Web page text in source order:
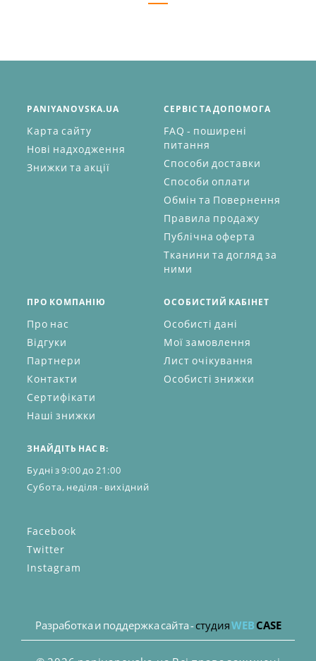
PANIYANOVSKA.UA
Карта сайту
Нові надходження
Знижки та акції
СЕРВІС ТА ДОПОМОГА
FAQ - поширені
питання
Способи доставки
Способи оплати
Обмін та Повернення
Правила продажу
Публічна оферта
Тканини та догляд за
ними
ПРО КОМПАНІЮ
Про нас
Відгуки
Партнери
Контакти
Сертифікати
Наші знижки
ОСОБИСТИЙ КАБІНЕТ
Особисті дані
Мої замовлення
Лист очікування
Особисті знижки
ЗНАЙДІТЬ НАС В:
Будні з 9:00 до 21:00
Субота, неділя - вихідний
Facebook
Twitter
Instagram
Разработка и поддержка сайта -студияWEB CASE